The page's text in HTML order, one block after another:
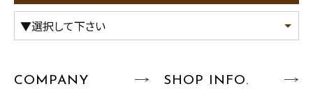
COMPANY
SHOP INFO.